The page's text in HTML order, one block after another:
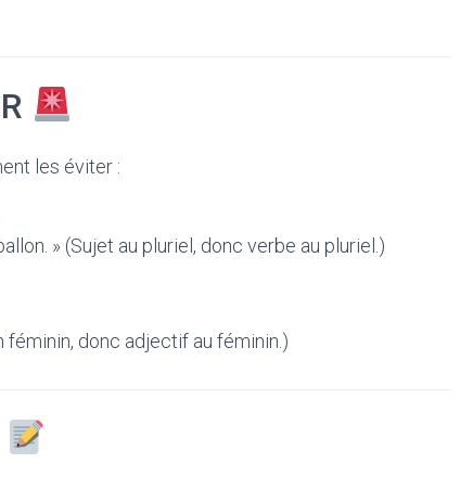
les éviter :
» (Sujet au pluriel, donc verbe au pluriel.)
féminin, donc adjectif au féminin.)